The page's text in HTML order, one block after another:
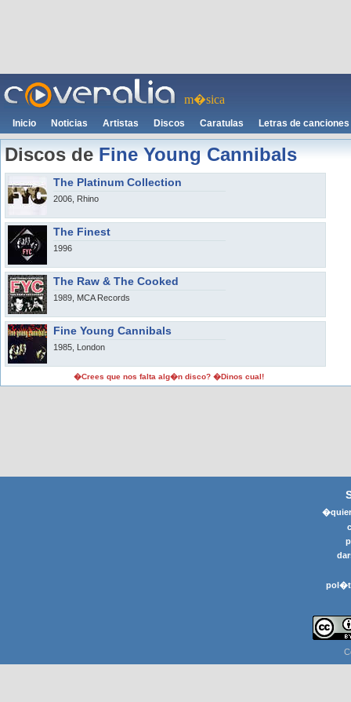
m�sica
Inicio Noticias Artistas Discos Caratulas Letras de canciones
Discos deFine Young Cannibals
The Platinum Collection
2006, Rhino
The Finest
1996
The Raw & The Cooked
1989, MCA Records
Fine Young Cannibals
1985, London
�Crees que nos falta alg�n disco? �Dinos cual!